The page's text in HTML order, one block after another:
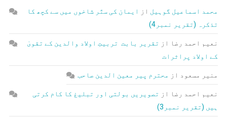
محمد اسماعیل گوہیل از
ایمان کی ستّر شاخوں میں سے کچھ کا
تذکرہ (تقریر نمبر4)
نعیم احمد رضا از تقریر بابت تربیتِ اولاد والدین کے تقویٰ
کے اولاد پراثرات
منیر مسعود از محترم پیر معین الدین صاحب
نعیم احمد رضا از تصویریں بولتی اور تبلیغ کا کام کرتی
ہیں (تقریر نمبر3)